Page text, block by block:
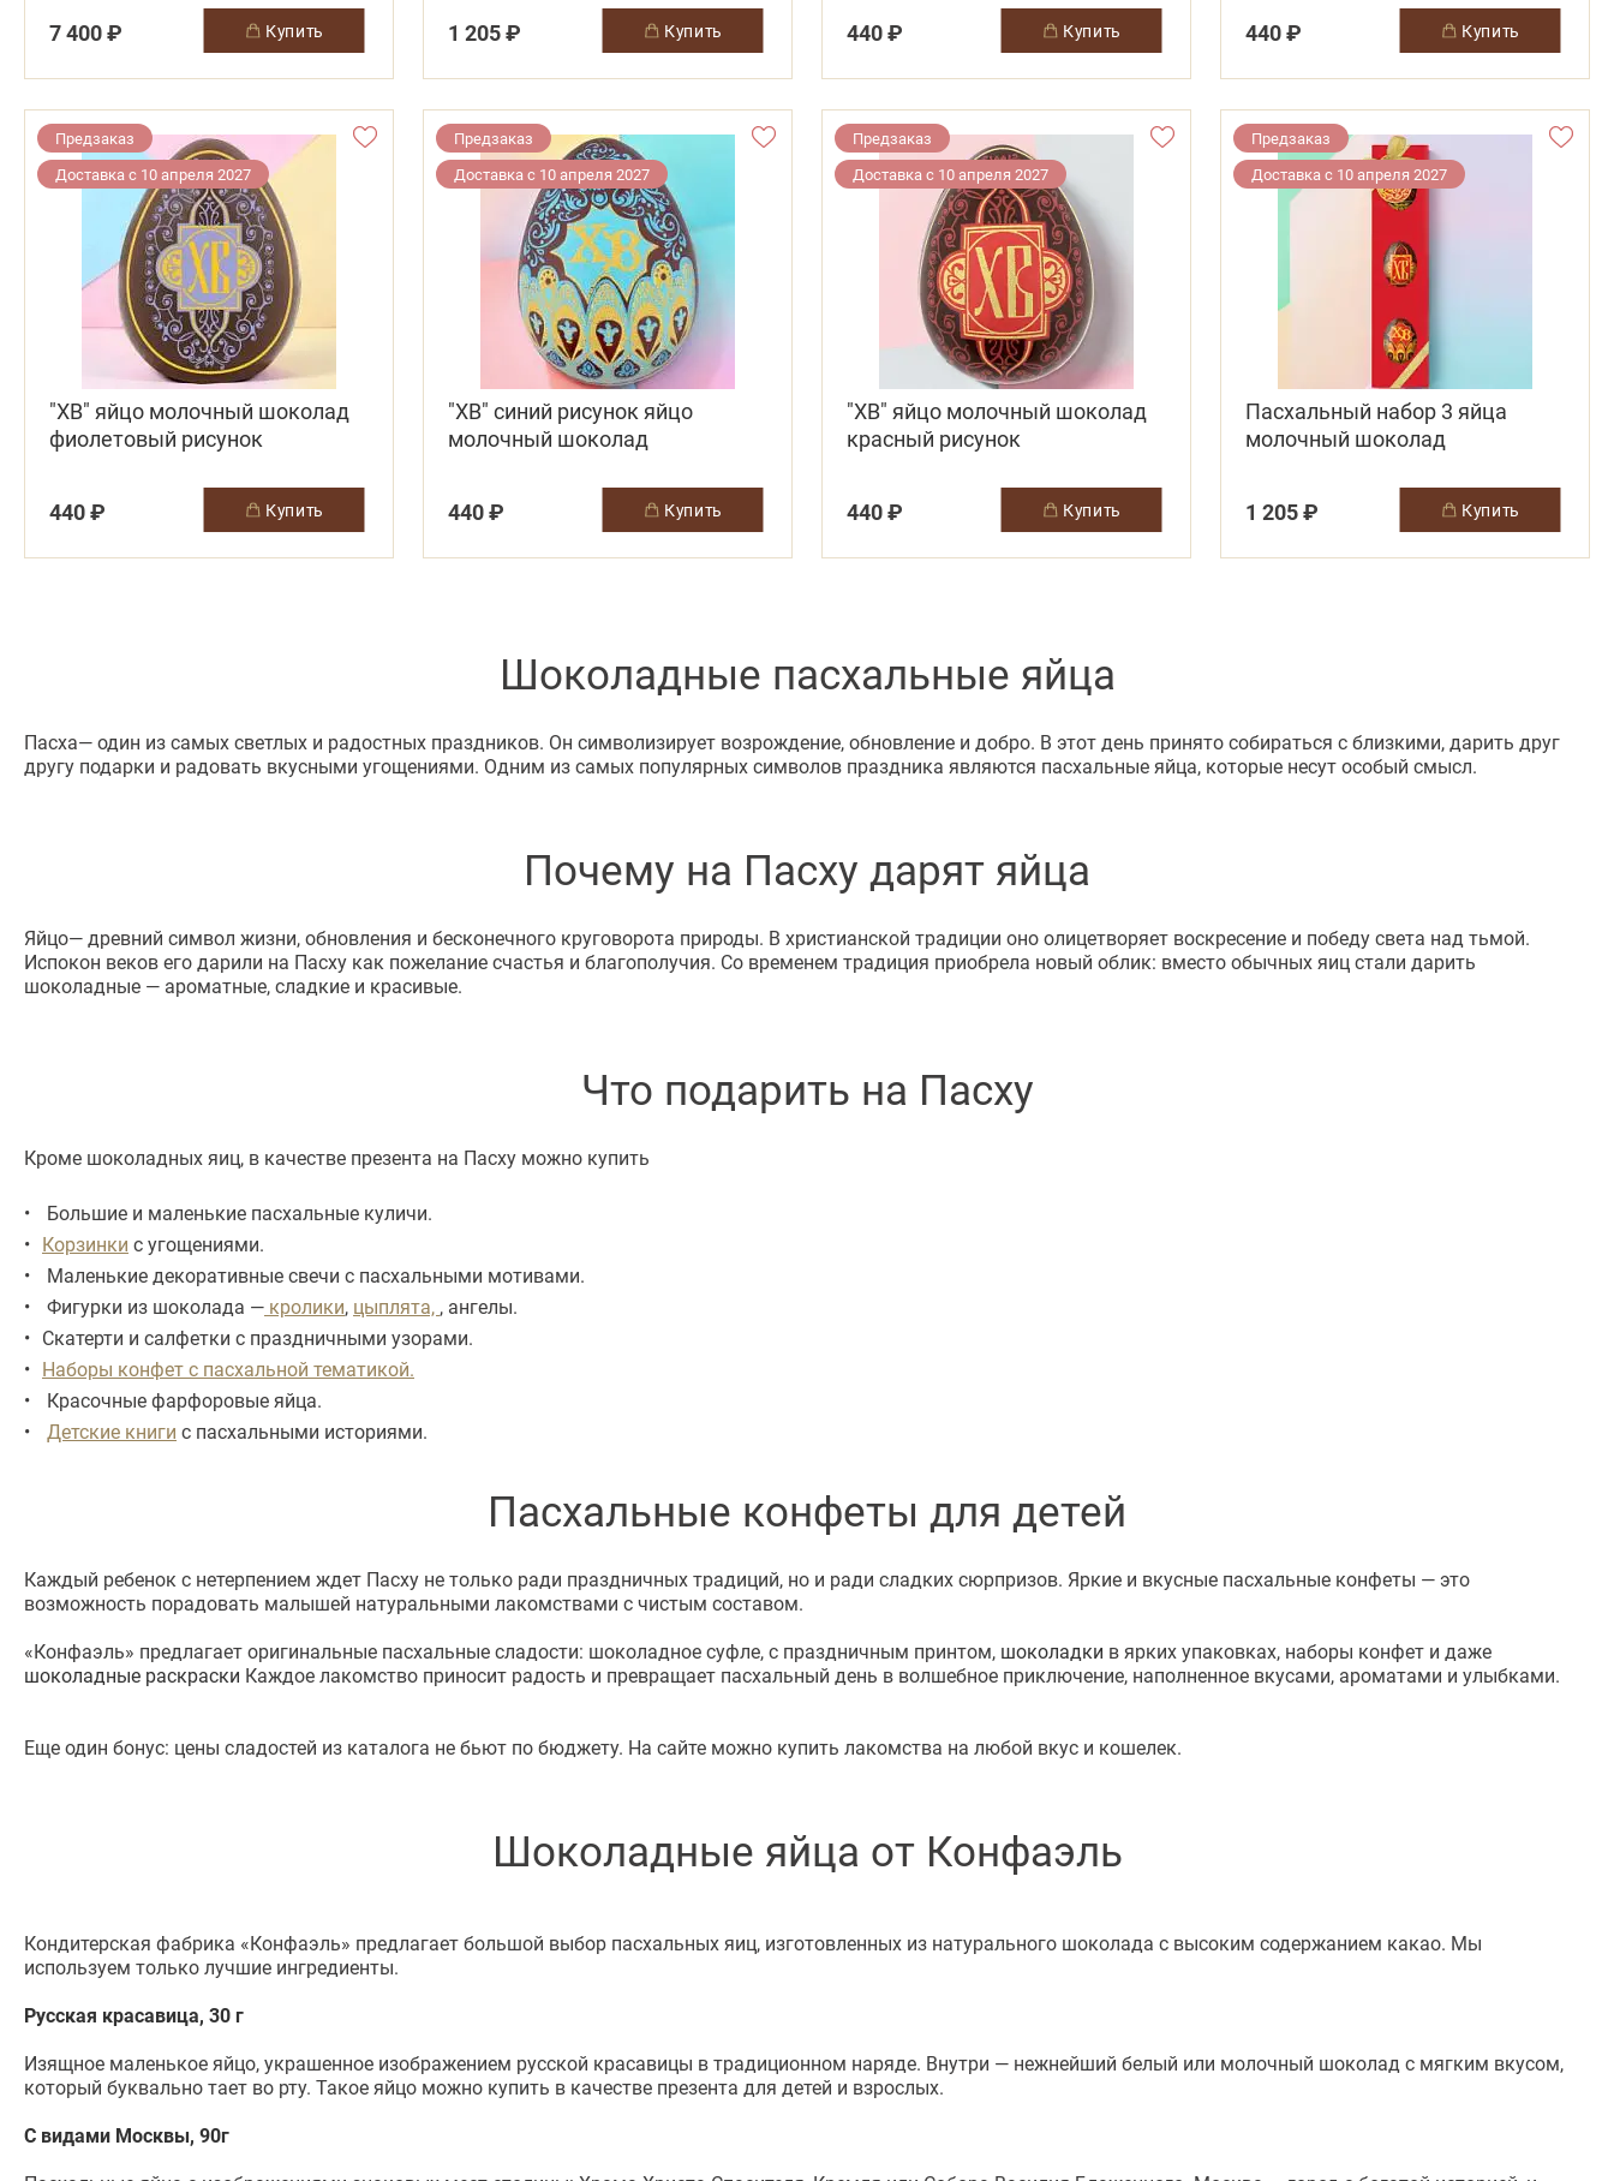
7 400 ₽ купить 1 205 ₽ купить 440 ₽ купить 440 ₽ купить
Предзаказ
Доставка с 10 апреля 2027
"ХВ" яйцо молочный шоколад
фиолетовый рисунок
440 ₽ купить
Предзаказ
Доставка с 10 апреля 2027
"ХВ" синий рисунок яйцо
молочный шоколад
440 ₽ купить
Предзаказ
Доставка с 10 апреля 2027
"ХВ" яйцо молочный шоколад
красный рисунок
440 ₽ купить
Предзаказ
Доставка с 10 апреля 2027
Пасхальный набор 3 яйца
молочный шоколад
1 205 ₽ купить
Шоколадные пасхальные яйца
Пасха— один из самых светлых и радостных праздников. Он символизирует возрождение, обновление и добро. В этот день принято собираться с близкими, дарить друг
другу подарки и радовать вкусными угощениями. Одним из самых популярных символов праздника являются пасхальные яйца, которые несут особый смысл.
Почему на Пасху дарят яйца
Яйцо— древний символ жизни, обновления и бесконечного круговорота природы. В христианской традиции оно олицетворяет воскресение и победу света над тьмой.
Испокон веков его дарили на Пасху как пожелание счастья и благополучия. Со временем традиция приобрела новый облик: вместо обычных яиц стали дарить
шоколадные — ароматные, сладкие и красивые.
Что подарить на Пасху
Кроме шоколадных яиц, в качестве презента на Пасху можно купить
Большие и маленькие пасхальные куличи.
Корзинки с угощениями.
Маленькие декоративные свечи с пасхальными мотивами.
Фигурки из шоколада — кролики, цыплята, , ангелы.
Скатерти и салфетки с праздничными узорами.
Наборы конфет с пасхальной тематикой.
Красочные фарфоровые яйца.
Детские книги с пасхальными историями.
Пасхальные конфеты для детей
Каждый ребенок с нетерпением ждет Пасху не только ради праздничных традиций, но и ради сладких сюрпризов. Яркие и вкусные пасхальные конфеты — это
возможность порадовать малышей натуральными лакомствами с чистым составом.
«Конфаэль» предлагает оригинальные пасхальные сладости: шоколадное суфле, с праздничным принтом, шоколадки в ярких упаковках, наборы конфет и даже
шоколадные раскраски Каждое лакомство приносит радость и превращает пасхальный день в волшебное приключение, наполненное вкусами, ароматами и улыбками.
Еще один бонус: цены сладостей из каталога не бьют по бюджету. На сайте можно купить лакомства на любой вкус и кошелек.
Шоколадные яйца от Конфаэль
Кондитерская фабрика «Конфаэль» предлагает большой выбор пасхальных яиц, изготовленных из натурального шоколада с высоким содержанием какао. Мы
используем только лучшие ингредиенты.
Русская красавица, 30 г
Изящное маленькое яйцо, украшенное изображением русской красавицы в традиционном наряде. Внутри — нежнейший белый или молочный шоколад с мягким вкусом,
который буквально тает во рту. Такое яйцо можно купить в качестве презента для детей и взрослых.
С видами Москвы, 90г